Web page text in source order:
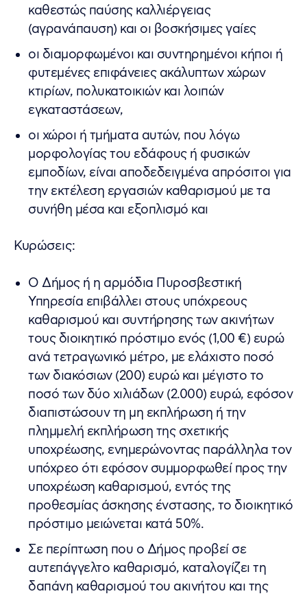
καθεστώς παύσης καλλιέργειας
(αγρανάπαυση) και οι βοσκήσιμες γαίες
οι διαμορφωμένοι και συντηρημένοι κήποι ή
φυτεμένες επιφάνειες ακάλυπτων χώρων
κτιρίων, πολυκατοικιών και λοιπών
εγκαταστάσεων,
οι χώροι ή τμήματα αυτών, που λόγω
μορφολογίας του εδάφους ή φυσικών
εμποδίων, είναι αποδεδειγμένα απρόσιτοι για
την εκτέλεση εργασιών καθαρισμού με τα
συνήθη μέσα και εξοπλισμό και
Κυρώσεις:
Ο Δήμος ή η αρμόδια Πυροσβεστική
Υπηρεσία επιβάλλει στους υπόχρεους
καθαρισμού και συντήρησης των ακινήτων
τους διοικητικό πρόστιμο ενός (1,00 €) ευρώ
ανά τετραγωνικό μέτρο, με ελάχιστο ποσό
των διακόσιων (200) ευρώ και μέγιστο το
ποσό των δύο χιλιάδων (2.000) ευρώ, εφόσον
διαπιστώσουν τη μη εκπλήρωση ή την
πλημμελή εκπλήρωση της σχετικής
υποχρέωσης, ενημερώνοντας παράλληλα τον
υπόχρεο ότι εφόσον συμμορφωθεί προς την
υποχρέωση καθαρισμού, εντός της
προθεσμίας άσκησης ένστασης, το διοικητικό
πρόστιμο μειώνεται κατά 50%.
Σε περίπτωση που ο Δήμος προβεί σε
αυτεπάγγελτο καθαρισμό, καταλογίζει τη
δαπάνη καθαρισμού του ακινήτου και της